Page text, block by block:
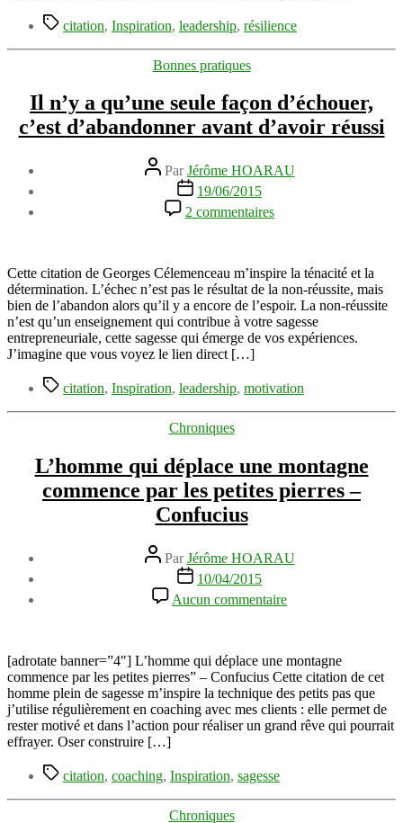
Étiquettes
citation, Inspiration, leadership, résilience
Catégories
Bonnes pratiques
Il n’y a qu’une seule façon d’échouer,
c’est d’abandonner avant d’avoir réussi
Auteur
de
l’article
ParJérôme HOARAU
Date
de
l’article
19/06/2015
2 commentaires
Il
qu’une
seule
façon
d’échouer,
c’est
d’avoir
Cette citation de Georges Célemenceau m’inspire la ténacité et la
détermination. L’échec n’est pas le résultat de la non-réussite, mais
bien de l’abandon alors qu’il y a encore de l’espoir. La non-réussite
n’est qu’un enseignement qui contribue à votre sagesse
entrepreneuriale, cette sagesse qui émerge de vos expériences.
J’imagine que vous voyez le lien direct […]
Étiquettes
citation, Inspiration, leadership, motivation
Catégories
Chroniques
L’homme qui déplace une montagne
commence par les petites pierres –
Confucius
Auteur
de
l’article
ParJérôme HOARAU
Date
l’article
10/04/2015
Aucun commentaire
L’homme
une
montagne
commence
par
les
[adrotate banner=”4″] L’homme qui déplace une montagne
commence par les petites pierres” – Confucius Cette citation de cet
homme plein de sagesse m’inspire la technique des petits pas que
j’utilise régulièrement en coaching avec mes clients : elle permet de
rester motivé et dans l’action pour réaliser un grand rêve qui pourrait
effrayer. Oser construire […]
Étiquettes
citation, coaching, Inspiration, sagesse
Catégories
Chroniques